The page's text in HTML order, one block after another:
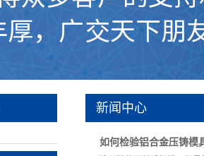
新闻中心
如何检验铝合金压铸模